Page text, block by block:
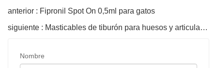
anterior : Fipronil Spot On 0,5ml para gatos
siguiente : Masticables de tiburón para huesos y articulaciones
Nombre